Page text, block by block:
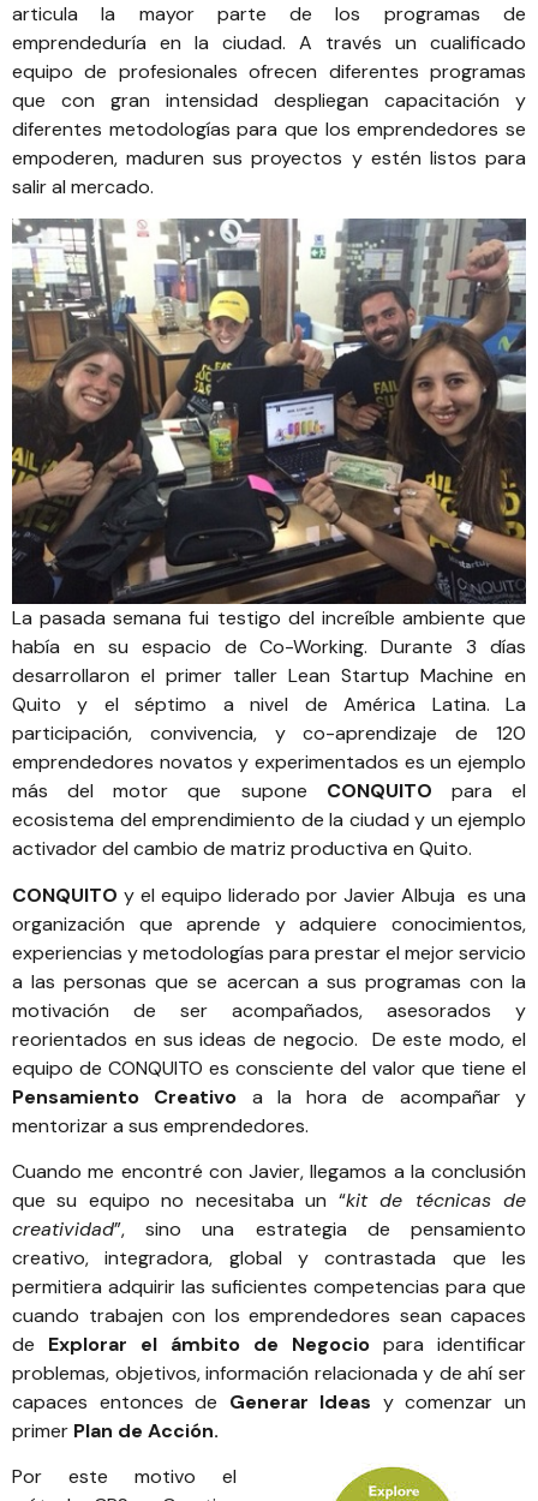
articula la mayor parte de los programas de
emprendeduría en la ciudad. A través un cualificado
equipo de profesionales ofrecen diferentes programas
que con gran intensidad despliegan capacitación y
diferentes metodologías para que los emprendedores se
empoderen, maduren sus proyectos y estén listos para
salir al mercado.
La pasada semana fui testigo del increíble ambiente que
había en su espacio de Co-Working. Durante 3 días
desarrollaron el primer taller Lean Startup Machine en
Quito y el séptimo a nivel de América Latina. La
participación, convivencia, y co-aprendizaje de 120
emprendedores novatos y experimentados es un ejemplo
más del motor que supone CONQUITO para el
ecosistema del emprendimiento de la ciudad y un ejemplo
activador del cambio de matriz productiva en Quito.
CONQUITO y el equipo liderado por Javier Albuja es una
organización que aprende y adquiere conocimientos,
experiencias y metodologías para prestar el mejor servicio
a las personas que se acercan a sus programas con la
motivación de ser acompañados, asesorados y
reorientados en sus ideas de negocio. De este modo, el
equipo de CONQUITO es consciente del valor que tiene el
Pensamiento Creativo a la hora de acompañar y
mentorizar a sus emprendedores.
Cuando me encontré con Javier, llegamos a la conclusión
que su equipo no necesitaba un “kit de técnicas de
creatividad”, sino una estrategia de pensamiento
creativo, integradora, global y contrastada que les
permitiera adquirir las suficientes competencias para que
cuando trabajen con los emprendedores sean capaces
de Explorar el ámbito de Negocio para identificar
problemas, objetivos, información relacionada y de ahí ser
capaces entonces de Generar Ideas y comenzar un
primer Plan de Acción.
Por este motivo el